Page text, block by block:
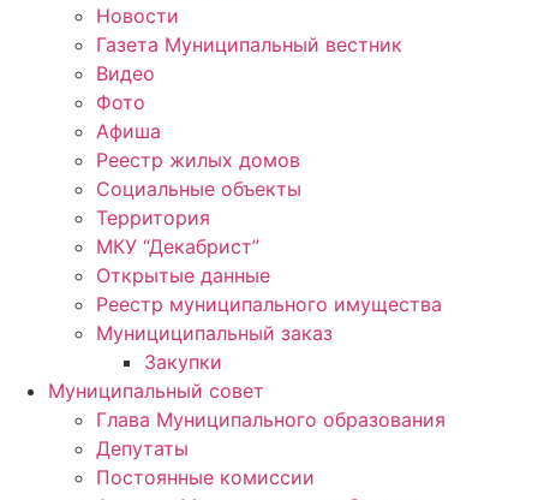
Новости
Газета Муниципальный вестник
Видео
Фото
Афиша
Реестр жилых домов
Социальные объекты
Территория
МКУ “Декабрист”
Открытые данные
Реестр муниципального имущества
Мунициципальный заказ
Закупки
Муниципальный совет
Глава Муниципального образования
Депутаты
Постоянные комиссии